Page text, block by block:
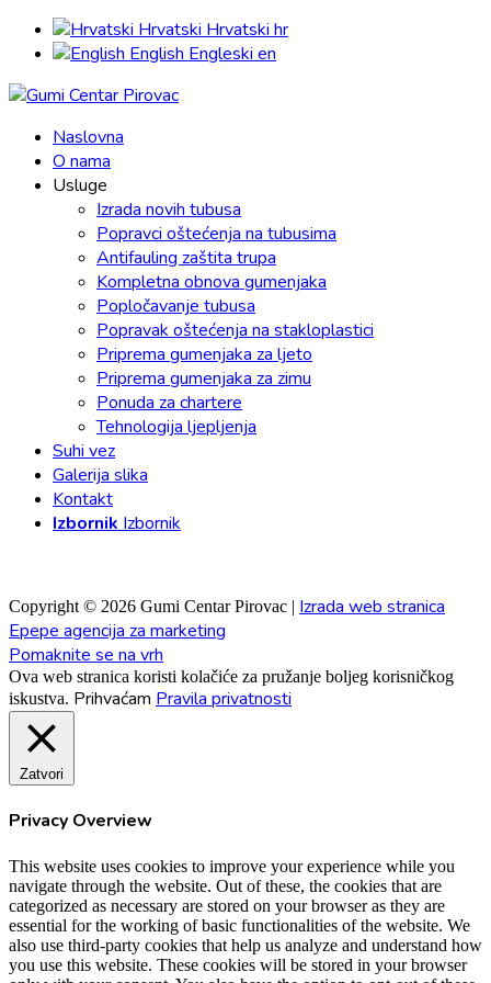
Hrvatski Hrvatski hr
English Engleski en
Naslovna
O nama
Usluge
Izrada novih tubusa
Popravci oštećenja na tubusima
Antifauling zaštita trupa
Kompletna obnova gumenjaka
Popločavanje tubusa
Popravak oštećenja na stakloplastici
Priprema gumenjaka za ljeto
Priprema gumenjaka za zimu
Ponuda za chartere
Tehnologija ljepljenja
Suhi vez
Galerija slika
Kontakt
Izbornik Izbornik
Copyright © 2026 Gumi Centar Pirovac | Izrada web stranica
Epepe agencija za marketing
Pomaknite se na vrh
Ova web stranica koristi kolačiće za pružanje boljeg korisničkog
iskustva. Prihvaćam Pravila privatnosti
Zatvori
Privacy Overview
This website uses cookies to improve your experience while you
navigate through the website. Out of these, the cookies that are
categorized as necessary are stored on your browser as they are
essential for the working of basic functionalities of the website. We
also use third-party cookies that help us analyze and understand how
you use this website. These cookies will be stored in your browser